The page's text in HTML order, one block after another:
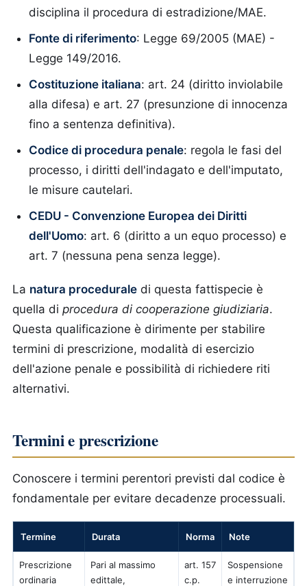
disciplina il procedura di estradizione/MAE.
Fonte di riferimento: Legge 69/2005 (MAE) -
Legge 149/2016.
Costituzione italiana: art. 24 (diritto inviolabile
alla difesa) e art. 27 (presunzione di innocenza
fino a sentenza definitiva).
Codice di procedura penale: regola le fasi del
processo, i diritti dell'indagato e dell'imputato,
le misure cautelari.
CEDU - Convenzione Europea dei Diritti
dell'Uomo: art. 6 (diritto a un equo processo) e
art. 7 (nessuna pena senza legge).
La natura procedurale di questa fattispecie è
quella di procedura di cooperazione giudiziaria.
Questa qualificazione è dirimente per stabilire
termini di prescrizione, modalità di esercizio
dell'azione penale e possibilità di richiedere riti
alternativi.
Termini e prescrizione
Conoscere i termini perentori previsti dal codice è
fondamentale per evitare decadenze processuali.
Termine Durata Norma Note
Prescrizione
ordinaria
Pari al massimo
edittale,
art. 157
c.p.
Sospensione
e interruzione